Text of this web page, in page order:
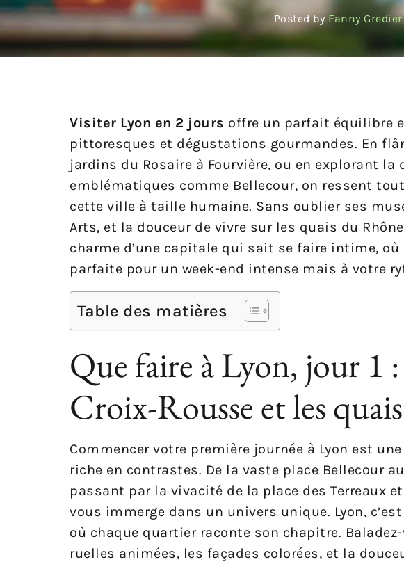
Posted by Fanny Gredier
Visiter Lyon en 2 jours offre un parfait équilibre
pittoresques et dégustations gourmandes. En
jardins du Rosaire à Fourvière, ou en explorant la
emblématiques comme Bellecour, on ressent
cette ville à taille humaine. Sans oublier ses
Arts, et la douceur de vivre sur les quais du
charme d’une capitale qui sait se faire intime,
parfaite pour un week-end intense mais à votre
Table des matières
Que faire à Lyon, jour 1
Croix-Rousse et les quais
Commencer votre première journée à Lyon est
riche en contrastes. De la vaste place Bellecour
passant par la vivacité de la place des Terreaux
vous immerge dans un univers unique. Lyon,
où chaque quartier raconte son chapitre.
ruelles animées, les façades colorées, et la